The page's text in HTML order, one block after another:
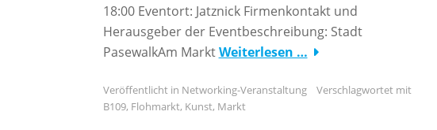
18:00 Eventort: Jatznick Firmenkontakt und
Herausgeber der Eventbeschreibung: Stadt
PasewalkAm MarktWeiterlesen …
Veröffentlicht in Networking-Veranstaltung
Verschlagwortet mit
B109, Flohmarkt, Kunst, Markt